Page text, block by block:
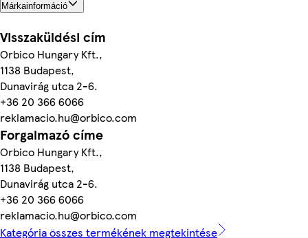
Márkainformáció
Visszaküldési cím
Orbico Hungary Kft.,
1138 Budapest,
Dunavirág utca 2-6.
+36 20 366 6066
reklamacio.hu@orbico.com
Forgalmazó címe
Orbico Hungary Kft.,
1138 Budapest,
Dunavirág utca 2-6.
+36 20 366 6066
reklamacio.hu@orbico.com
Kategória összes termékének megtekintése